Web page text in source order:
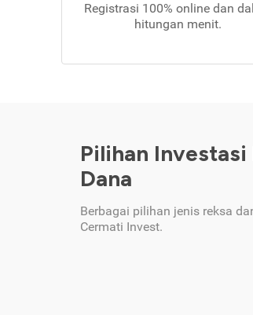
Registrasi 100% online dan
hitungan menit.
Pilihan Investasi
Dana
Berbagai pilihan jenis reksa
Cermati Invest.